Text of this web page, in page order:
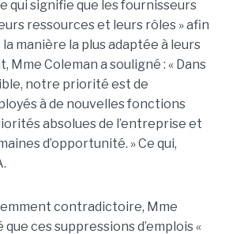
qui signifie que les fournisseurs
ressources et leurs rôles » afin
manière la plus adaptée à leurs
Mme Coleman a souligné : « Dans
notre priorité est de
à de nouvelles fonctions
absolues de l’entreprise et
d’opportunité. »Ce qui,
contradictoire, Mme
ces suppressions d’emplois «